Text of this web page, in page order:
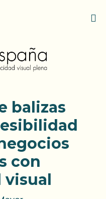
balizas
con
visual